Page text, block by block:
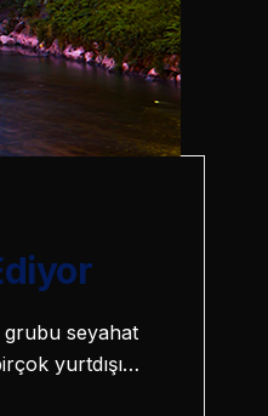
grubu seyahat
yurtdışı…